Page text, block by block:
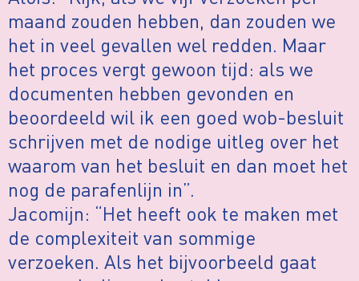
maand zouden hebben, dan zouden we
het in veel gevallen wel redden. Maar
het proces vergt gewoon tijd: als we
documenten hebben gevonden en
beoordeeld wil ik een goed wob-besluit
schrijven met de nodige uitleg over het
waarom van het besluit en dan moet het
nog de parafenlijn in”.
Jacomijn: “Het heeft ook te maken met
de complexiteit van sommige
verzoeken. Als het bijvoorbeeld gaat